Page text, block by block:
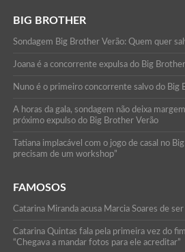
BIG BROTHER
Sondagem Big Brother Verão: Quem quer
Joana é a concorrente expulsa do Big
Nuno é o primeiro concorrente salvo do Big
A horas da gala, sondagem não deixa
próximo expulso do Big Brother Verão
Tatiana implacável com o jogo de casal no
precisam de um workshop”
FAMOSOS
Catarina Miranda acusa Marcia Soares de
Catarina Quintas fala pela primeira vez do
“Chegava a mandar fotos para ele acreditar”